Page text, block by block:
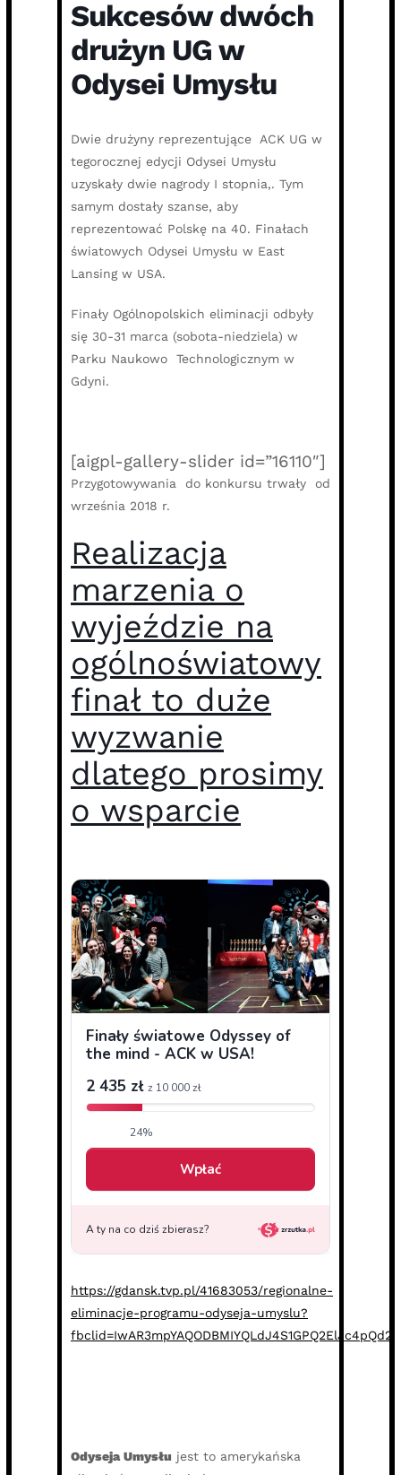
Sukcesów dwóch
drużyn UG w
Odysei Umysłu
Dwie drużyny reprezentujące ACK UG w
tegorocznej edycji Odysei Umysłu
uzyskały dwie nagrody I stopnia,. Tym
samym dostały szanse, aby
reprezentować Polskę na 40. Finałach
światowych Odysei Umysłu w East
Lansing w USA.
Finały Ogólnopolskich eliminacji odbyły
się 30-31 marca (sobota-niedziela) w
Parku Naukowo Technologicznym w
Gdyni.
[aigpl-gallery-slider id=”16110″]
Przygotowywania do konkursu trwały od
września 2018 r.
Realizacja
marzenia o
wyjeździe na
ogólnoświatowy
finał to duże
wyzwanie
dlatego prosimy
o wsparcie
https://gdansk.tvp.pl/41683053/regionalne-
eliminacje-programu-odyseja-umyslu?
Odyseja Umysłu jest to amerykańska